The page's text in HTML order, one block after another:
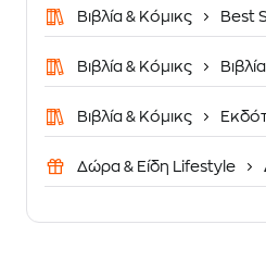
Βιβλία & Κόμικς Best
Βιβλία & Κόμικς
Βιβλία & Κόμικς
Δώρα & Είδη Lifestyle